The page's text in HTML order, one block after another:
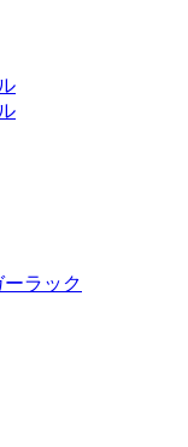
ラック